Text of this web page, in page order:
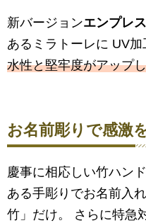
新バージョンエンプレ
あるミラトーレに UV加
水性と堅牢度がアップ
お名前彫りで感激
慶事に相応しい竹ハン
ある手彫りでお名前入
竹」だけ。 さらに特急